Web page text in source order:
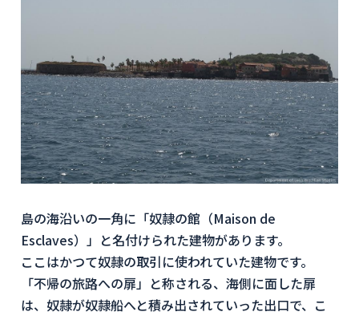
島の海沿いの一角に「奴隷の館（Maison de
Esclaves）」と名付けられた建物があります。
ここはかつて奴隷の取引に使われていた建物です。
「不帰の旅路への扉」と称される、海側に面した扉
は、奴隷が奴隷船へと積み出されていった出口で、こ